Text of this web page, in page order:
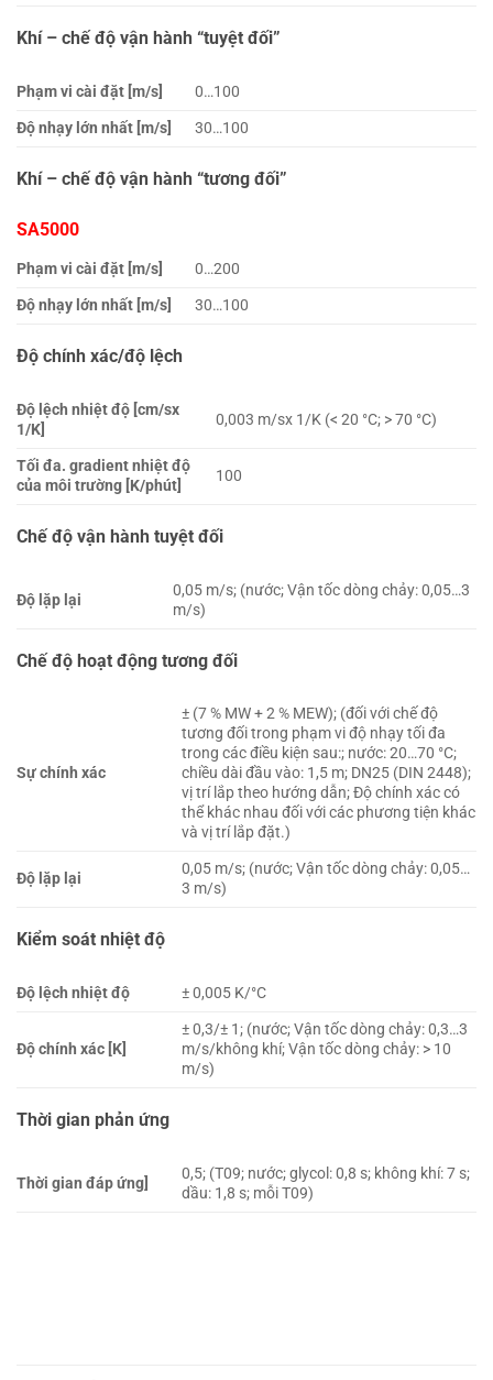
Khí – chế độ vận hành “tuyệt đối”
Phạm vi cài đặt [m/s]
0…100
Độ nhạy lớn nhất [m/s]
30…100
Khí – chế độ vận hành “tương đối”
SA5000
Phạm vi cài đặt [m/s]
0…200
Độ nhạy lớn nhất [m/s]
30…100
Độ chính xác/độ lệch
Độ lệch nhiệt độ [cm/sx
1/K]
0,003 m/sx 1/K (< 20 °C; > 70 °C)
Tối đa. gradient nhiệt độ
của môi trường [K/phút]
100
Chế độ vận hành tuyệt đối
Độ lặp lại
0,05 m/s; (nước; Vận tốc dòng chảy: 0,05…3
m/s)
Chế độ hoạt động tương đối
Sự chính xác
± (7 % MW + 2 % MEW); (đối với chế độ
tương đối trong phạm vi độ nhạy tối đa
trong các điều kiện sau:; nước: 20…70 °C;
chiều dài đầu vào: 1,5 m; DN25 (DIN 2448);
vị trí lắp theo hướng dẫn; Độ chính xác có
thể khác nhau đối với các phương tiện khác
và vị trí lắp đặt.)
Độ lặp lại
0,05 m/s; (nước; Vận tốc dòng chảy: 0,05…
3 m/s)
Kiểm soát nhiệt độ
Độ lệch nhiệt độ ± 0,005 K/°C
Độ chính xác [K]
± 0,3/± 1; (nước; Vận tốc dòng chảy: 0,3…3
m/s/không khí; Vận tốc dòng chảy: > 10
m/s)
Thời gian phản ứng
Thời gian đáp ứng]
0,5; (T09; nước; glycol: 0,8 s; không khí: 7 s;
dầu: 1,8 s; mỗi T09)